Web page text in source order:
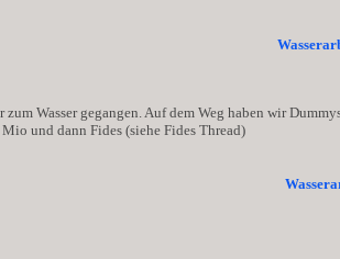
Wasser gegangen. Auf dem Weg haben wir
und dann Fides (siehe Fides Thread)